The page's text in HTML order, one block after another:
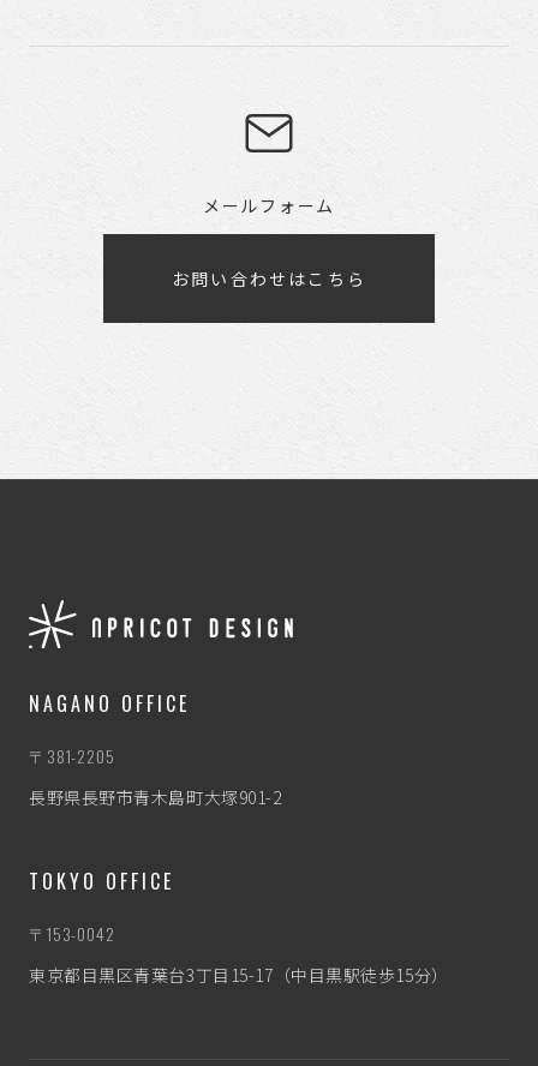
メールフォーム
お問い合わせはこちら
NAGANO OFFICE
〒381-2205
長野県長野市青木島町大塚901-2
TOKYO OFFICE
〒153-0042
東京都目黒区青葉台3丁目15-17（中目黒駅徒歩15分）